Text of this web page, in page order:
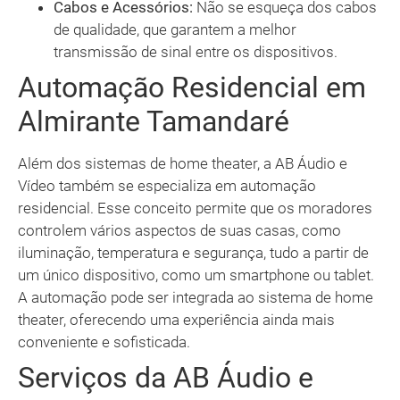
Cabos e Acessórios: Não se esqueça dos cabos
de qualidade, que garantem a melhor
transmissão de sinal entre os dispositivos.
Automação Residencial em
Almirante Tamandaré
Além dos sistemas de home theater, a AB Áudio e
Vídeo também se especializa em automação
residencial. Esse conceito permite que os moradores
controlem vários aspectos de suas casas, como
iluminação, temperatura e segurança, tudo a partir de
um único dispositivo, como um smartphone ou tablet.
A automação pode ser integrada ao sistema de home
theater, oferecendo uma experiência ainda mais
conveniente e sofisticada.
Serviços da AB Áudio e